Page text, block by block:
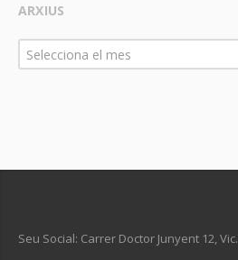
ARXIUS
Arxius
Selecciona el mes
Seu Social: Carrer Doctor Junyent 12, Vic.